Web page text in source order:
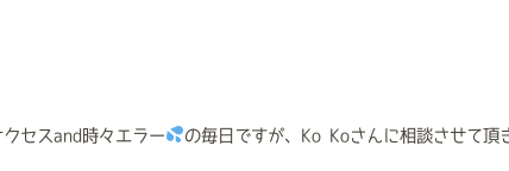
セスand時々エラー の毎日ですが、Ko Koさんに相談させて